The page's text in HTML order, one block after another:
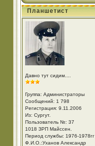
Планшетист
Давно тут сидим....
Группа: Администраторы
Сообщений: 1 798
Регистрация: 9.11.2006
Из: Cургут.
Пользователь №: 37
1018 ЗРП Майссен.
Период службы: 1976-1978гг
Ф.И.О.:Уханов Александр